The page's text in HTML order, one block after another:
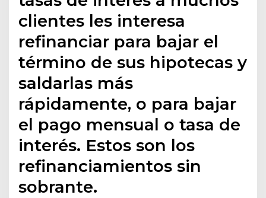
clientes les interesa
refinanciar para bajar el
término de sus hipotecas y
saldarlas más
rápidamente, o para bajar
el pago mensual o tasa de
interés. Estos son los
refinanciamientos sin
sobrante.